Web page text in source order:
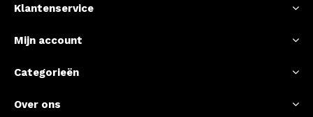
Klantenservice
Mijn account
Categorieën
Over ons